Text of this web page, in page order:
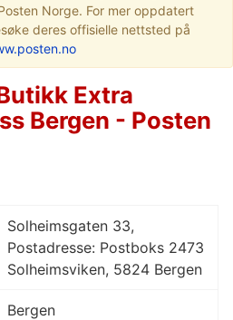
Norge. For mer oppdatert
deres offisielle nettsted på
Extra
Bergen - Posten
Solheimsgaten 33,
Postadresse: Postboks 2473
Solheimsviken, 5824 Bergen
Bergen